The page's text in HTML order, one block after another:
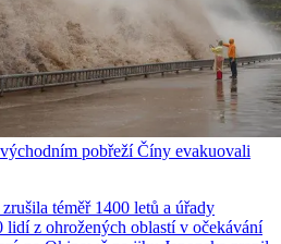
pobřeží Číny evakuovali
téměř 1400 letů a úřady
lidí z ohrožených oblastí v očekávání